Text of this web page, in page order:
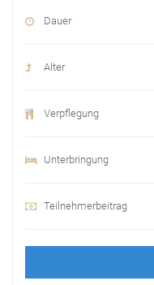
Dauer
Alter
Verpflegung
Unterbringung
Teilnehmerbeitrag